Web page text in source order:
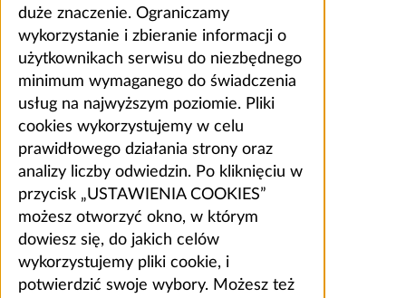
duże znaczenie. Ograniczamy
wykorzystanie i zbieranie informacji o
użytkownikach serwisu do niezbędnego
minimum wymaganego do świadczenia
usług na najwyższym poziomie. Pliki
cookies wykorzystujemy w celu
prawidłowego działania strony oraz
analizy liczby odwiedzin. Po kliknięciu w
przycisk „USTAWIENIA COOKIES”
możesz otworzyć okno, w którym
dowiesz się, do jakich celów
wykorzystujemy pliki cookie, i
potwierdzić swoje wybory. Możesz też